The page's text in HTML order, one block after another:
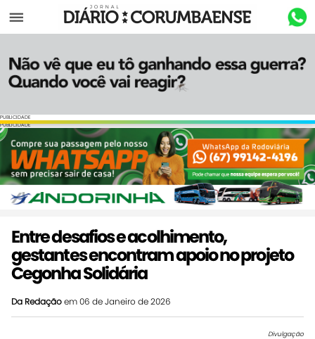
Menu
PUBLICIDADE
PUBLICIDADE
Entre desafios e acolhimento,
gestantes encontram apoio no projeto
Cegonha Solidária
Da Redaçãoem 06 de Janeiro de 2026
Divulgação